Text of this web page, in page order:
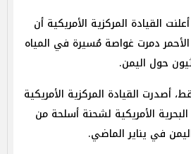
أعلنت القيادة المركزية الأمريكية أن
الأحمر دمرت غواصة مُسيرة في المياه
حول اليمن.
أصدرت القيادة المركزية الأمريكية
الأمريكية لشحنة أسلحة من
في يناير الماضي.